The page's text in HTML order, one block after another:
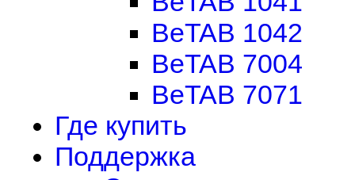
BeTAB 1042
BeTAB 7004
BeTAB 7071
Где купить
Поддержка